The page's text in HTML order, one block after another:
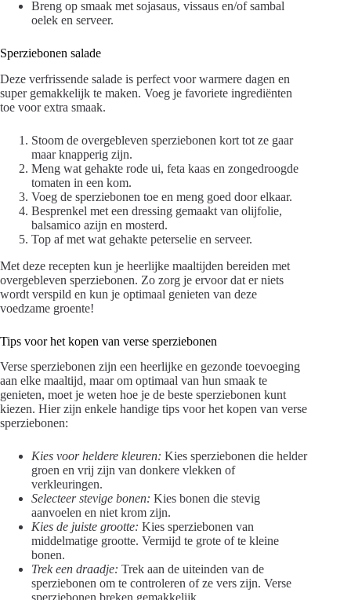
Breng op smaak met sojasaus, vissaus en/of sambal
oelek en serveer.
Sperziebonen salade
Deze verfrissende salade is perfect voor warmere dagen en
super gemakkelijk te maken. Voeg je favoriete ingrediënten
toe voor extra smaak.
Stoom de overgebleven sperziebonen kort tot ze gaar
maar knapperig zijn.
Meng wat gehakte rode ui, feta kaas en zongedroogde
tomaten in een kom.
Voeg de sperziebonen toe en meng goed door elkaar.
Besprenkel met een dressing gemaakt van olijfolie,
balsamico azijn en mosterd.
Top af met wat gehakte peterselie en serveer.
Met deze recepten kun je heerlijke maaltijden bereiden met
overgebleven sperziebonen. Zo zorg je ervoor dat er niets
wordt verspild en kun je optimaal genieten van deze
voedzame groente!
Tips voor het kopen van verse sperziebonen
Verse sperziebonen zijn een heerlijke en gezonde toevoeging
aan elke maaltijd, maar om optimaal van hun smaak te
genieten, moet je weten hoe je de beste sperziebonen kunt
kiezen. Hier zijn enkele handige tips voor het kopen van verse
sperziebonen:
Kies voor heldere kleuren: Kies sperziebonen die helder
groen en vrij zijn van donkere vlekken of
verkleuringen.
Selecteer stevige bonen: Kies bonen die stevig
aanvoelen en niet krom zijn.
Kies de juiste grootte: Kies sperziebonen van
middelmatige grootte. Vermijd te grote of te kleine
bonen.
Trek een draadje: Trek aan de uiteinden van de
sperziebonen om te controleren of ze vers zijn. Verse